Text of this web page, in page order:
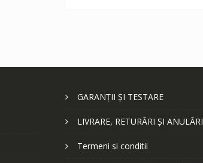
GARANȚII ȘI TESTARE
LIVRARE, RETURĂRI ȘI ANULĂRI
Termeni si conditii